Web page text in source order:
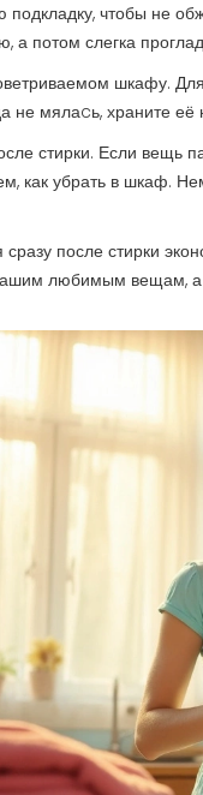
подкладку, чтобы не
а потом слегка
шкафу.
не мялаcь, храните
стирки. Если вещь
как убрать в шкаф.
после стирки
любимым вещам, а